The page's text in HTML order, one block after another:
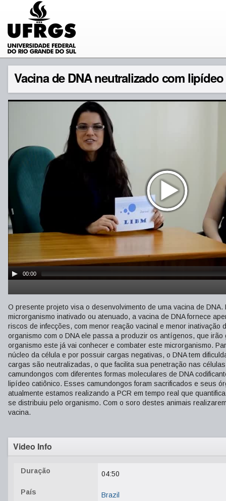
Vacina de DNA neutralizado com
00:00
O presente projeto visa o desenvolvimento de uma vacina de
microrganismo inativado ou atenuado, a vacina de DNA fornece
riscos de infecções, com menor reação vacinal e menor
organismo com o DNA ele passa a produzir os antígenos, que
organismo este já vai conhecer e combater este microrganismo.
núcleo da célula e por possuir cargas negativas, o DNA tem
cargas são neutralizadas, o que facilita sua penetração nas
camundongos com diferentes formas moleculares de DNA
lipídeo catiônico. Esses camundongos foram sacrificados e seus
atualmente estamos realizando a PCR em tempo real que
se distribuiu pelo organismo. Com o soro destes animais
vacina.
Video Info
Duração 04:50
País Brazil